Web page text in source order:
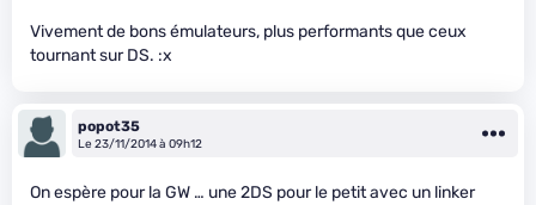
Vivement de bons émulateurs, plus performants que ceux
tournant sur DS. :x
popot35
Le 23/11/2014 à 09h12
On espère pour la GW … une 2DS pour le petit avec un linker